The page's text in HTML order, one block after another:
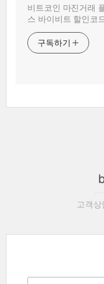
비트코인 마진거래
스 바이비트 할인코
구독하기
고객상